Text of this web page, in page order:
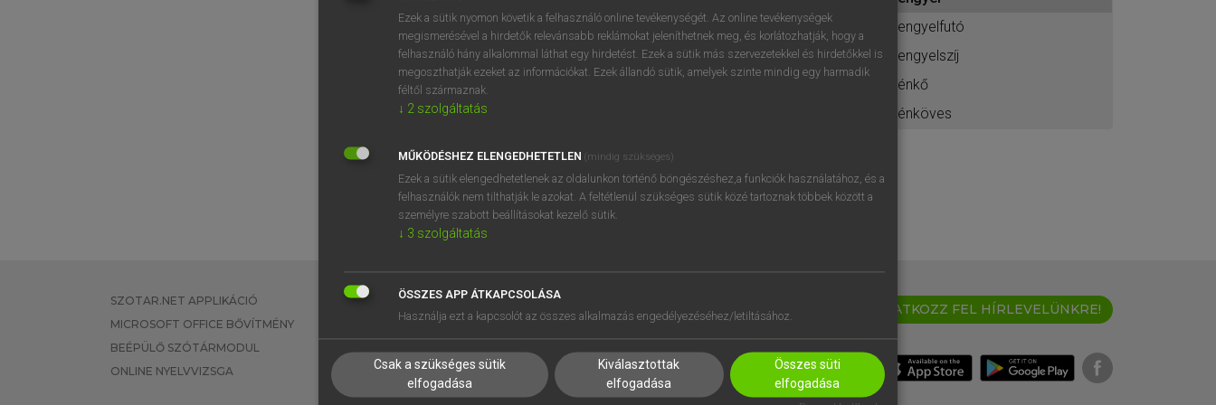
BELÉPÉS
próbaverziójának elindításához
regisztrálok ésbelépek.
REGISZTRÁCIÓ
kengyelfutó
kengyelszíj
kénkő
kénköves
SZOTAR.NET APPLIKÁCIÓ
MICROSOFT OFFICE BŐVÍTMÉNY
BEÉPÜLŐ SZÓTÁRMODUL
ONLINE NYELVVIZSGA
EGYÉNI FELHASZNÁLÓKNAK
TANULÓKNAK
VÁLLALATI MEGOLDÁSOK
SÚGÓ
RÓLUNK
SÜTI BEÁLLÍTÁSOK
IRATKOZZ FEL HÍRLEVELÜNKRE!
Ezek a sütik nyomon követik a felhasználó online tevékenységét. Az online tevékenységek
megismerésével a hirdetők relevánsabb reklámokat jeleníthetnek meg, és korlátozhatják, hogy a
felhasználó hány alkalommal láthat egy hirdetést. Ezek a sütik más szervezetekkel és hirdetőkkel is
megoszthatják ezeket az információkat. Ezek állandó sütik, amelyek szinte mindig egy harmadik
féltől származnak.
↓ 2 szolgáltatás
MŰKÖDÉSHEZ ELENGEDHETETLEN (mindig szükséges)
Ezek a sütik elengedhetetlenek az oldalunkon történő böngészéshez,a funkciók használatához, és a
felhasználók nem tilthatják le azokat. A feltétlenül szükséges sütik közé tartoznak többek között a
személyre szabott beállításokat kezelő sütik.
↓ 3 szolgáltatás
ÖSSZES APP ÁTKAPCSOLÁSA
Használja ezt a kapcsolót az összes alkalmazás engedélyezéséhez/letiltásához.
Csak a szükséges sütik
elfogadása
Kiválasztottak
elfogadása
Összes süti
elfogadása